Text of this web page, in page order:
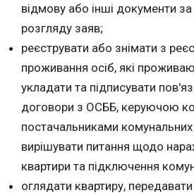
відмову або інші документи
розгляду заяв;
реєструвати або знімати з
проживання осіб, які
укладати та підписувати
договори з ОСББ, керуючою
постачальниками
вирішувати питання щодо
квартири та підключення
оглядати квартиру,